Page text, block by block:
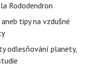
Rododendron
tipy na vzdušné
odlesňování planety,